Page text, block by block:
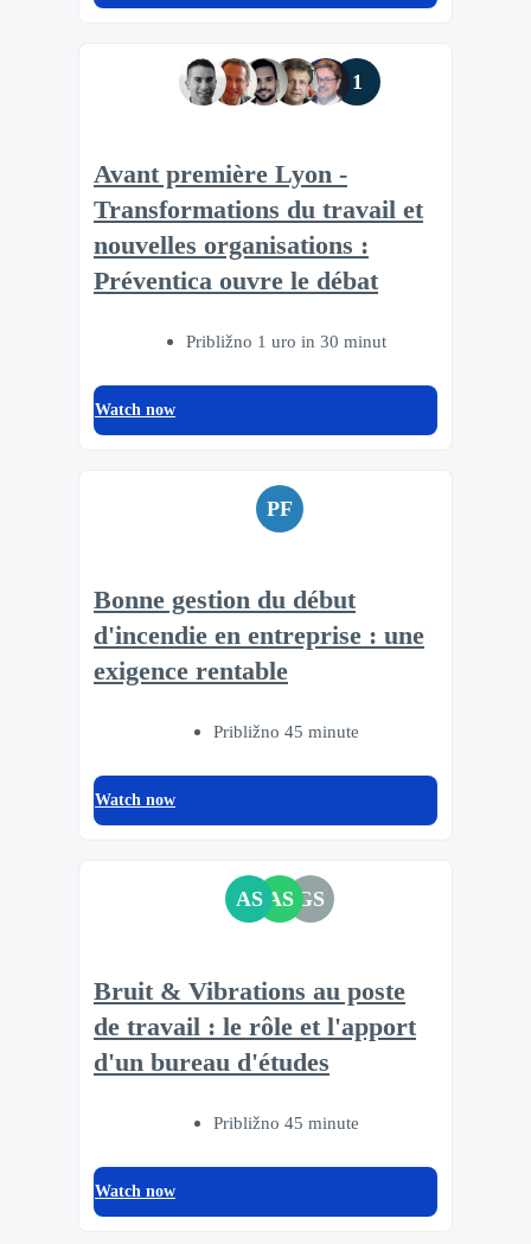
1
Avant première Lyon -
Transformations du travail et
nouvelles organisations :
Préventica ouvre le débat
Približno 1 uro in 30 minut
Watch now
PF
Bonne gestion du début
d'incendie en entreprise : une
exigence rentable
Približno 45 minute
Watch now
AS AS GS
Bruit & Vibrations au poste
de travail : le rôle et l'apport
d'un bureau d'études
Približno 45 minute
Watch now